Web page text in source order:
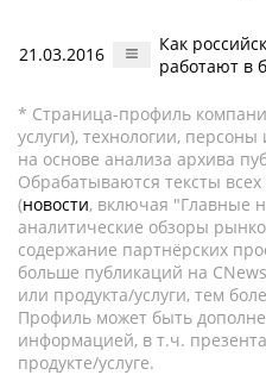
21.03.2016
Как
работают в
* Страница-профиль
услуги), технологии,
на основе анализа архива
Обрабатываются тексты
(новости, включая "Главные
аналитические обзоры
содержание партнёрских
больше публикаций на
или продукта/услуги, тем
Профиль может быть
информацией, в т.ч.
продукте/услуге.